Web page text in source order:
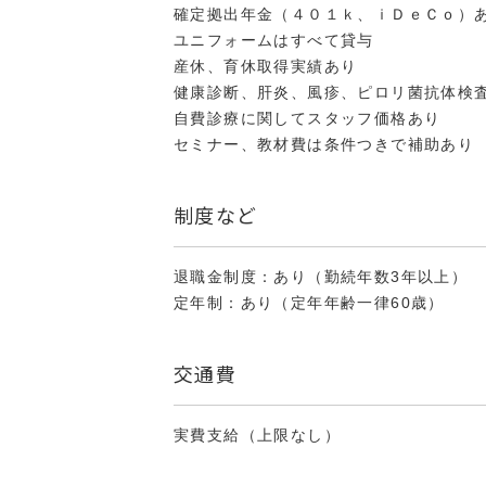
確定拠出年金（４０１ｋ、ｉＤｅＣｏ）
ユニフォームはすべて貸与
産休、育休取得実績あり
健康診断、肝炎、風疹、ピロリ菌抗体検
自費診療に関してスタッフ価格あり
セミナー、教材費は条件つきで補助あり
制度など
退職金制度：あり（勤続年数3年以上）
定年制：あり（定年年齢一律60歳）
交通費
実費支給（上限なし）